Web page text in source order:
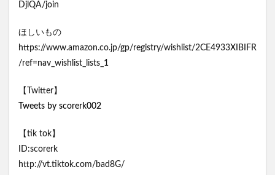
DjlQA/join
ほしいもの
https://www.amazon.co.jp/gp/registry/wishlist/2CE4933XIBIFR
/ref=nav_wishlist_lists_1
【Twitter】
Tweets by scorerk002
【tik tok】
ID:scorerk
http://vt.tiktok.com/bad8G/